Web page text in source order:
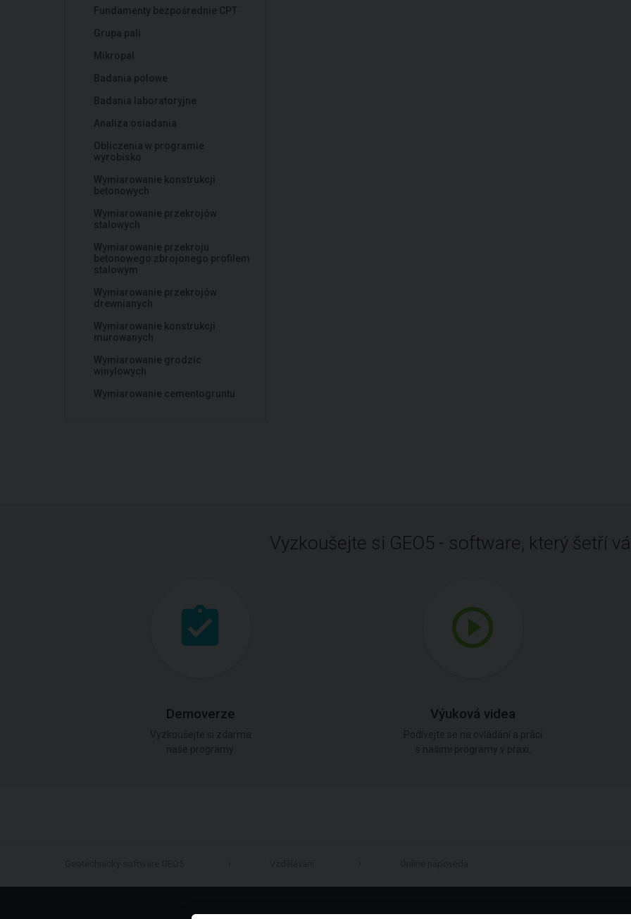
Fundamenty bezpośrednie CPT
Grupa pali
Mikropal
Badania polowe
Badania laboratoryjne
Analiza osiadania
Obliczenia w programie
wyrobisko
Wymiarowanie konstrukcji
betonowych
Wymiarowanie przekrojów
stalowych
Wymiarowanie przekroju
betonowego zbrojonego profilem
stalowym
Wymiarowanie przekrojów
drewnianych
Wymiarowanie konstrukcji
murowanych
Wymiarowanie grodzic
winylowych
Wymiarowanie cementogruntu
Vyzkoušejte si GEO5 - software, který šetří
Demoverze Výuková videa